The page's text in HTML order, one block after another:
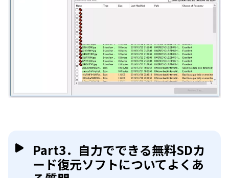
Part3．自力でできる無料SDカ
ード復元ソフトについてよくあ